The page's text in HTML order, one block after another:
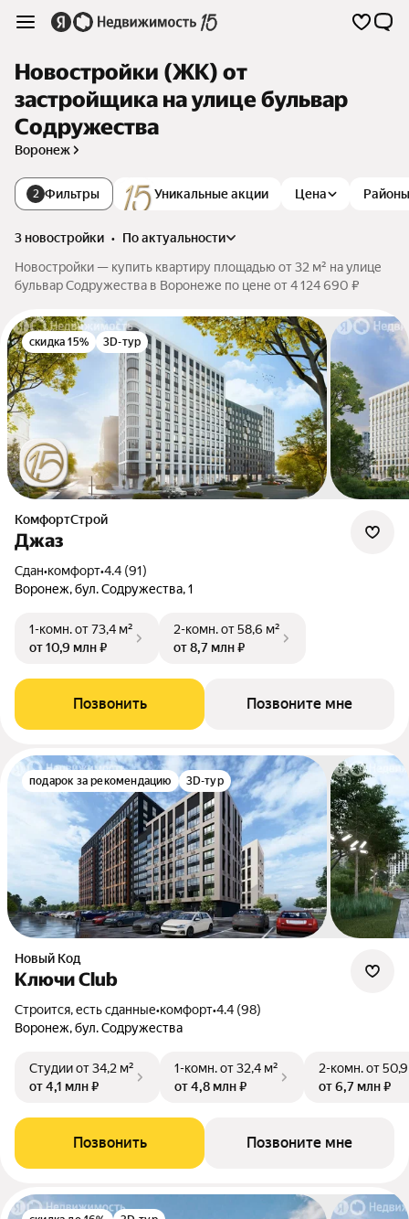
Новостройки (ЖК) от
застройщика на улице бульвар
Содружества
Воронеж
2 Фильтры Уникальные акции Цена Районы
3 новостройки •
по актуальности
Новостройки — купить квартиру площадью от 32 м² на улице
бульвар Содружества в Воронеже по цене от 4 124 690 ₽
скидка 15% 3D-тур
КомфортСтрой
Джаз
Сдан•комфорт•4.4 (91)
Воронеж, бул. Содружества, 1
1-комн.от 73,4 м²
от 10,9 млн ₽
2-комн.от 58,6 м²
от 8,7 млн ₽
Позвонить Позвоните мне
подарок за рекомендацию 3D-тур
Новый Код
Ключи Club
Строится, есть сданные•комфорт•4.4 (98)
Воронеж, бул. Содружества
Студииот 34,2 м²
от 4,1 млн ₽
1-комн.от 32,4 м²
от 4,8 млн ₽
2-комн.от
от 6,7 млн ₽
Позвонить Позвоните мне